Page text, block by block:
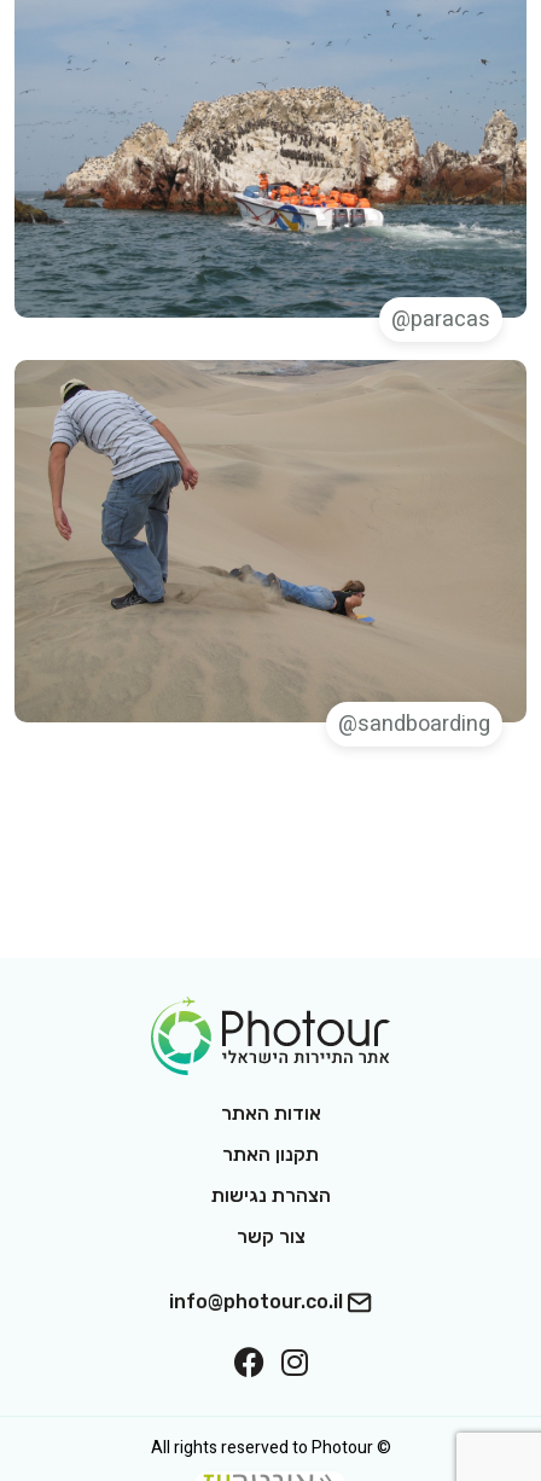
paracas@
sandboarding@
אודות האתר
תקנון האתר
הצהרת נגישות
צור קשר
info@photour.co.il
Follow On Interest
On Facebook
© All rights reserved to Photour